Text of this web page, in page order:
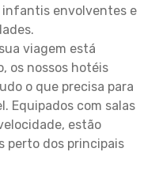
infantis envolventes e
viagem está
os nossos hotéis
o que precisa para
Equipados com salas
estão
perto dos principais